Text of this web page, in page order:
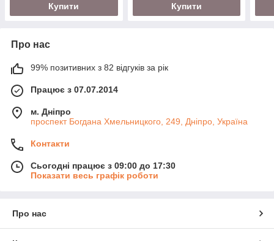
Купити Купити
Про нас
99% позитивних з 82 відгуків за рік
Працює з 07.07.2014
м. Дніпро
проспект Богдана Хмельницкого, 249, Дніпро, Україна
Контакти
Сьогодні працює з 09:00 до 17:30
Показати весь графік роботи
Про нас